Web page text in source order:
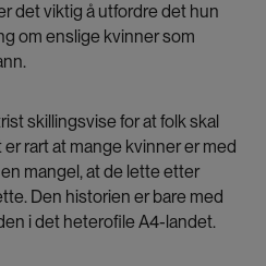
det viktig å utfordre det hun
om enslige kvinner som
skillingsvise for at folk skal
rart at mange kvinner er med
mangel, at de lette etter
Den historien er bare med
i det heterofile A4-landet.